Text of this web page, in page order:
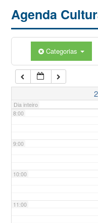
Agenda
Categorias
2
Dia inteiro
5:00
7:00
8:00
9:00
10:00
11:00